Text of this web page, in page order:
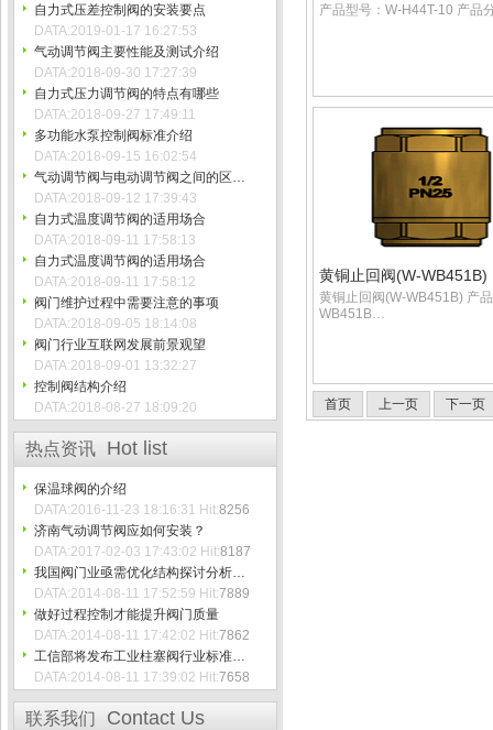
自力式压差控制阀的安装要点
DATA:2019-01-17 16:27:53
气动调节阀主要性能及测试介绍
DATA:2018-09-30 17:27:39
自力式压力调节阀的特点有哪些
DATA:2018-09-27 17:49:11
多功能水泵控制阀标准介绍
DATA:2018-09-15 16:02:54
气动调节阀与电动调节阀之间的区…
DATA:2018-09-12 17:39:43
自力式温度调节阀的适用场合
DATA:2018-09-11 17:58:13
自力式温度调节阀的适用场合
DATA:2018-09-11 17:58:12
阀门维护过程中需要注意的事项
DATA:2018-09-05 18:14:08
阀门行业互联网发展前景观望
DATA:2018-09-01 13:32:27
控制阀结构介绍
DATA:2018-08-27 18:09:20
热点资讯 Hot list
保温球阀的介绍
DATA:2016-11-23 18:16:31 Hit:8256
济南气动调节阀应如何安装？
DATA:2017-02-03 17:43:02 Hit:8187
我国阀门业亟需优化结构探讨分析…
DATA:2014-08-11 17:52:59 Hit:7889
做好过程控制才能提升阀门质量
DATA:2014-08-11 17:42:02 Hit:7862
工信部将发布工业柱塞阀行业标准…
DATA:2014-08-11 17:39:02 Hit:7658
联系我们 Contact Us
产品型号：W-H44T-10 产品
黄铜止回阀(W-WB451B)
黄铜止回阀(W-WB451B) 产
WB451B…
首页 上一页 下一页